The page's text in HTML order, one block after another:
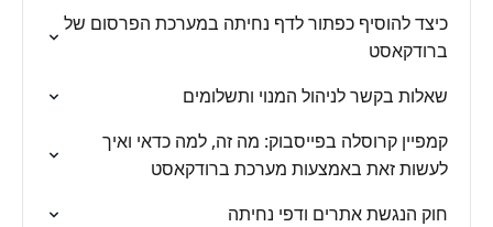
כיצד להוסיף כפתור לדף נחיתה במערכת הפרסום של
ברודקאסט
שאלות בקשר לניהול המנוי ותשלומים
קמפיין קרוסלה בפייסבוק: מה זה, למה כדאי ואיך
לעשות זאת באמצעות מערכת ברודקאסט
חוק הנגשת אתרים ודפי נחיתה